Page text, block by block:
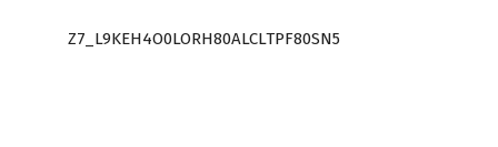
Z7_L9KEH4O0LORH80ALCLTPF80SN5